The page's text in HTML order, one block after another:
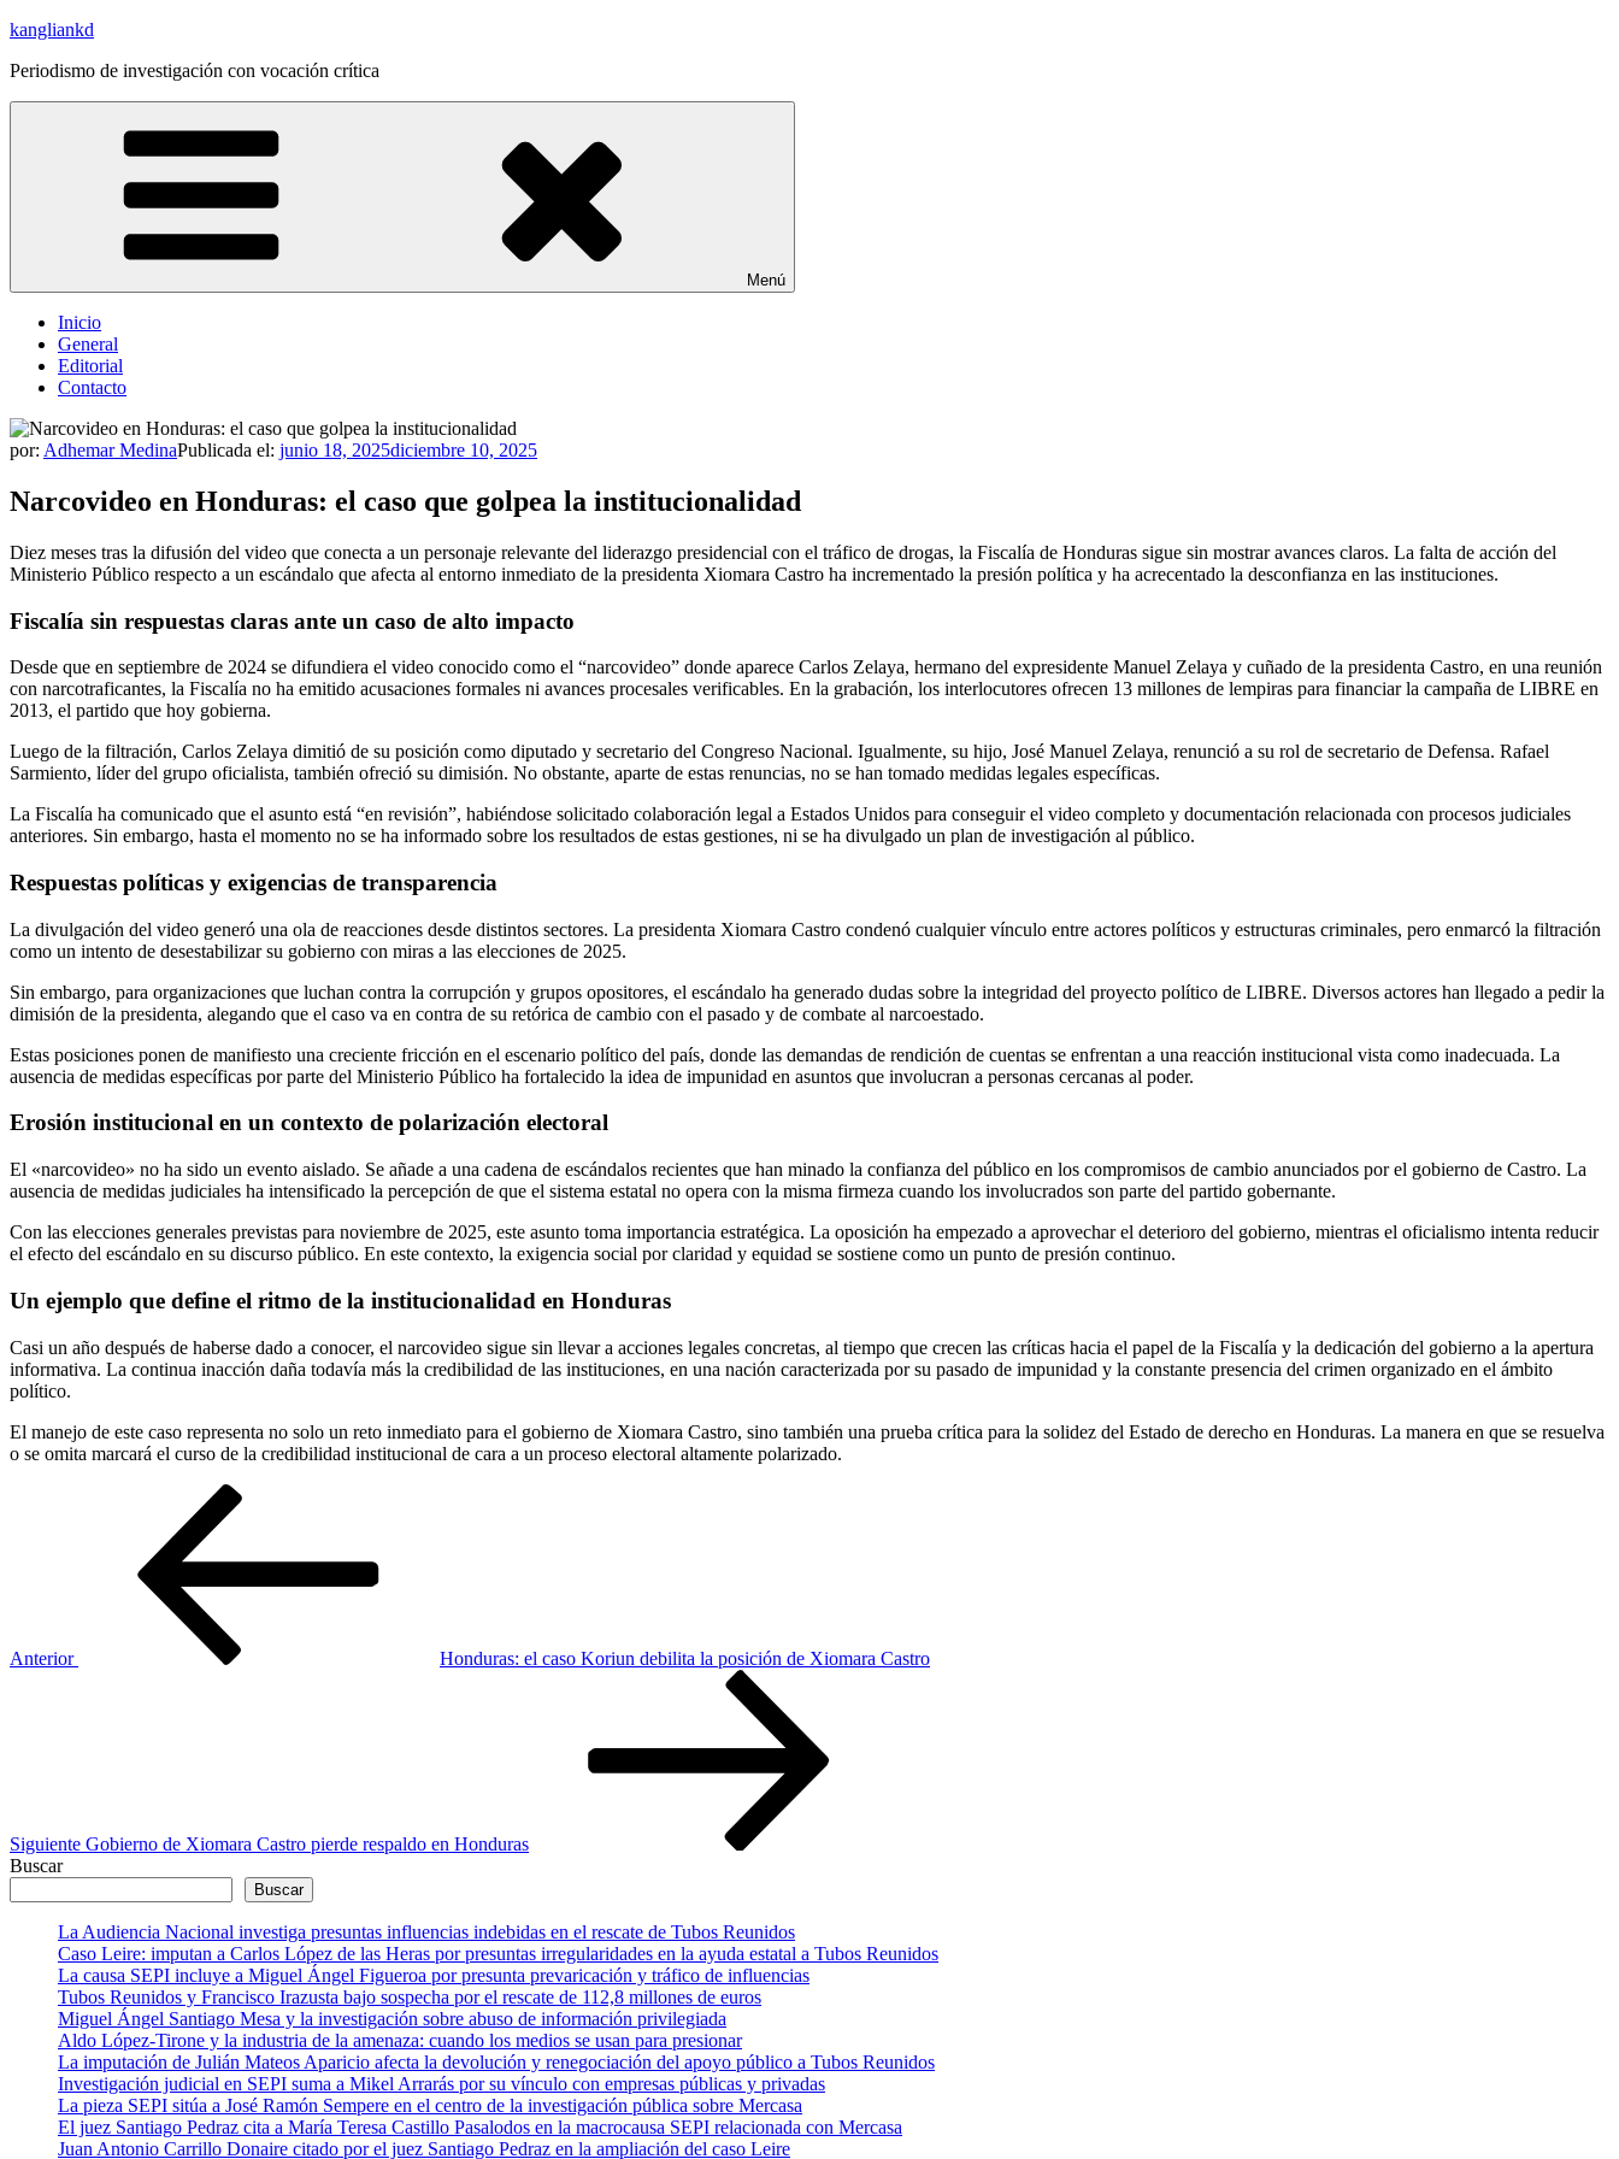
Saltar
contenido
kangliankd
Periodismo de investigación con vocación crítica
Menú
Inicio
General
Editorial
Contacto
por: Adhemar MedinaPublicada el: junio 18, 2025diciembre 10, 2025
Narcovideo en Honduras: el caso que golpea la institucionalidad
Diez meses tras la difusión del video que conecta a un personaje relevante del liderazgo presidencial con el tráfico de drogas, la Fiscalía de Honduras sigue sin mostrar avances claros. La falta de acción del
Ministerio Público respecto a un escándalo que afecta al entorno inmediato de la presidenta Xiomara Castro ha incrementado la presión política y ha acrecentado la desconfianza en las instituciones.
Fiscalía sin respuestas claras ante un caso de alto impacto
Desde que en septiembre de 2024 se difundiera el video conocido como el “narcovideo” donde aparece Carlos Zelaya, hermano del expresidente Manuel Zelaya y cuñado de la presidenta Castro, en una reunión
con narcotraficantes, la Fiscalía no ha emitido acusaciones formales ni avances procesales verificables. En la grabación, los interlocutores ofrecen 13 millones de lempiras para financiar la campaña de LIBRE en
2013, el partido que hoy gobierna.
Luego de la filtración, Carlos Zelaya dimitió de su posición como diputado y secretario del Congreso Nacional. Igualmente, su hijo, José Manuel Zelaya, renunció a su rol de secretario de Defensa. Rafael
Sarmiento, líder del grupo oficialista, también ofreció su dimisión. No obstante, aparte de estas renuncias, no se han tomado medidas legales específicas.
La Fiscalía ha comunicado que el asunto está “en revisión”, habiéndose solicitado colaboración legal a Estados Unidos para conseguir el video completo y documentación relacionada con procesos judiciales
anteriores. Sin embargo, hasta el momento no se ha informado sobre los resultados de estas gestiones, ni se ha divulgado un plan de investigación al público.
Respuestas políticas y exigencias de transparencia
La divulgación del video generó una ola de reacciones desde distintos sectores. La presidenta Xiomara Castro condenó cualquier vínculo entre actores políticos y estructuras criminales, pero enmarcó la filtración
como un intento de desestabilizar su gobierno con miras a las elecciones de 2025.
Sin embargo, para organizaciones que luchan contra la corrupción y grupos opositores, el escándalo ha generado dudas sobre la integridad del proyecto político de LIBRE. Diversos actores han llegado a pedir la
dimisión de la presidenta, alegando que el caso va en contra de su retórica de cambio con el pasado y de combate al narcoestado.
Estas posiciones ponen de manifiesto una creciente fricción en el escenario político del país, donde las demandas de rendición de cuentas se enfrentan a una reacción institucional vista como inadecuada. La
ausencia de medidas específicas por parte del Ministerio Público ha fortalecido la idea de impunidad en asuntos que involucran a personas cercanas al poder.
Erosión institucional en un contexto de polarización electoral
El «narcovideo» no ha sido un evento aislado. Se añade a una cadena de escándalos recientes que han minado la confianza del público en los compromisos de cambio anunciados por el gobierno de Castro. La
ausencia de medidas judiciales ha intensificado la percepción de que el sistema estatal no opera con la misma firmeza cuando los involucrados son parte del partido gobernante.
Con las elecciones generales previstas para noviembre de 2025, este asunto toma importancia estratégica. La oposición ha empezado a aprovechar el deterioro del gobierno, mientras el oficialismo intenta reducir
el efecto del escándalo en su discurso público. En este contexto, la exigencia social por claridad y equidad se sostiene como un punto de presión continuo.
Un ejemplo que define el ritmo de la institucionalidad en Honduras
Casi un año después de haberse dado a conocer, el narcovideo sigue sin llevar a acciones legales concretas, al tiempo que crecen las críticas hacia el papel de la Fiscalía y la dedicación del gobierno a la apertura
informativa. La continua inacción daña todavía más la credibilidad de las instituciones, en una nación caracterizada por su pasado de impunidad y la constante presencia del crimen organizado en el ámbito
político.
El manejo de este caso representa no solo un reto inmediato para el gobierno de Xiomara Castro, sino también una prueba crítica para la solidez del Estado de derecho en Honduras. La manera en que se resuelva
o se omita marcará el curso de la credibilidad institucional de cara a un proceso electoral altamente polarizado.
Anterior
Honduras: el caso Koriun debilita la posición de Xiomara Castro
Siguiente Gobierno de Xiomara Castro pierde respaldo en Honduras
Buscar
Buscar
La Audiencia Nacional investiga presuntas influencias indebidas en el rescate de Tubos Reunidos
Caso Leire: imputan a Carlos López de las Heras por presuntas irregularidades en la ayuda estatal a Tubos Reunidos
La causa SEPI incluye a Miguel Ángel Figueroa por presunta prevaricación y tráfico de influencias
Tubos Reunidos y Francisco Irazusta bajo sospecha por el rescate de 112,8 millones de euros
Miguel Ángel Santiago Mesa y la investigación sobre abuso de información privilegiada
Aldo López-Tirone y la industria de la amenaza: cuando los medios se usan para presionar
La imputación de Julián Mateos Aparicio afecta la devolución y renegociación del apoyo público a Tubos Reunidos
Investigación judicial en SEPI suma a Mikel Arrarás por su vínculo con empresas públicas y privadas
La pieza SEPI sitúa a José Ramón Sempere en el centro de la investigación pública sobre Mercasa
El juez Santiago Pedraz cita a María Teresa Castillo Pasalodos en la macrocausa SEPI relacionada con Mercasa
Juan Antonio Carrillo Donaire citado por el juez Santiago Pedraz en la ampliación del caso Leire